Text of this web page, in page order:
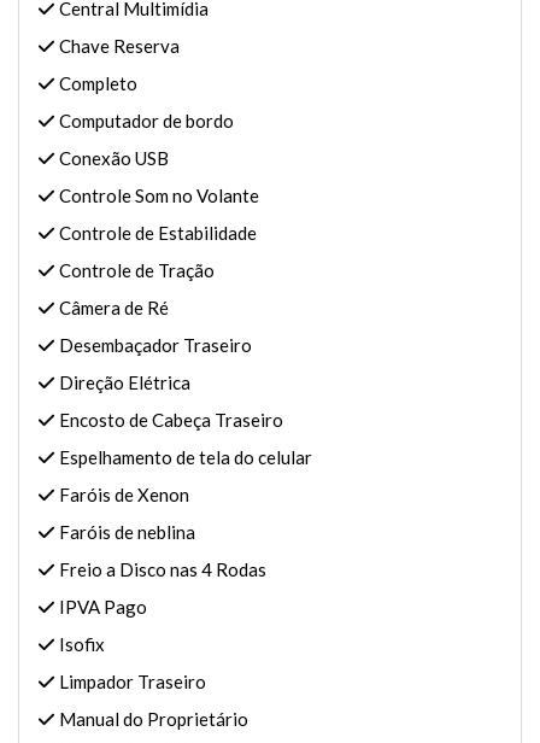
Central Multimídia
Chave Reserva
Completo
Computador de bordo
Conexão USB
Controle Som no Volante
Controle de Estabilidade
Controle de Tração
Câmera de Ré
Desembaçador Traseiro
Direção Elétrica
Encosto de Cabeça Traseiro
Espelhamento de tela do celular
Faróis de Xenon
Faróis de neblina
Freio a Disco nas 4 Rodas
IPVA Pago
Isofix
Limpador Traseiro
Manual do Proprietário